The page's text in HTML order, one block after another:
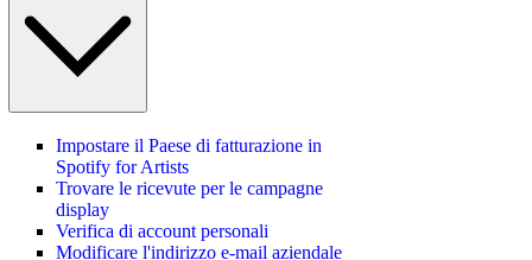
Impostare il Paese di fatturazione in
Spotify for Artists
Trovare le ricevute per le campagne
display
Verifica di account personali
Modificare l'indirizzo e-mail aziendale